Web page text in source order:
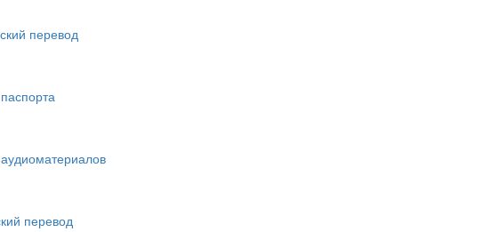
перевод
перевод